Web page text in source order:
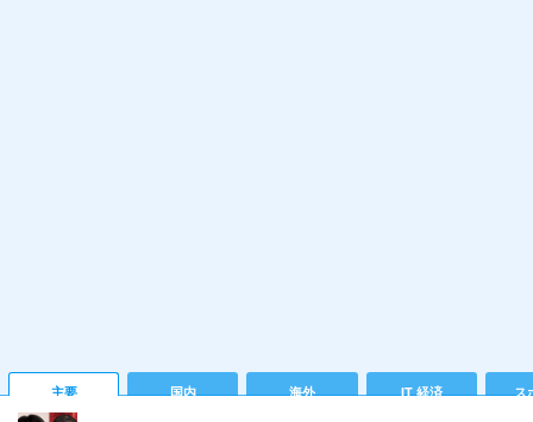
主要 国内 海外 IT 経済 ス